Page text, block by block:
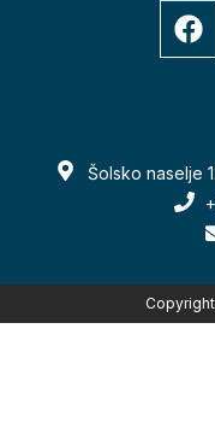
Šolsko naselje